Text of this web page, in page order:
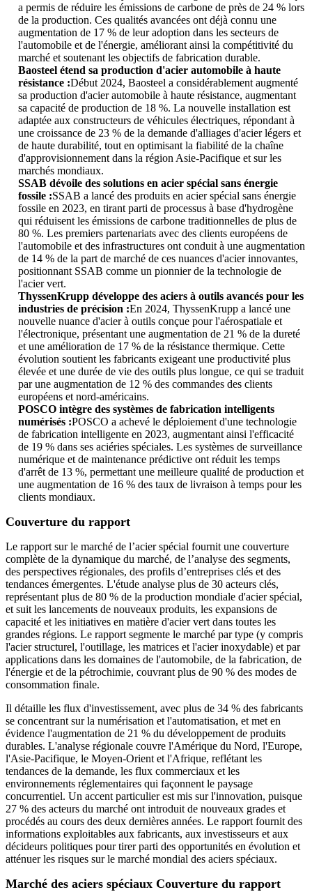
a permis de réduire les émissions de carbone de près de 24 % lors
de la production. Ces qualités avancées ont déjà connu une
augmentation de 17 % de leur adoption dans les secteurs de
l'automobile et de l'énergie, améliorant ainsi la compétitivité du
marché et soutenant les objectifs de fabrication durable.
Baosteel étend sa production d'acier automobile à haute
résistance :Début 2024, Baosteel a considérablement augmenté
sa production d'acier automobile à haute résistance, augmentant
sa capacité de production de 18 %. La nouvelle installation est
adaptée aux constructeurs de véhicules électriques, répondant à
une croissance de 23 % de la demande d'alliages d'acier légers et
de haute durabilité, tout en optimisant la fiabilité de la chaîne
d'approvisionnement dans la région Asie-Pacifique et sur les
marchés mondiaux.
SSAB dévoile des solutions en acier spécial sans énergie
fossile :SSAB a lancé des produits en acier spécial sans énergie
fossile en 2023, en tirant parti de processus à base d'hydrogène
qui réduisent les émissions de carbone traditionnelles de plus de
80 %. Les premiers partenariats avec des clients européens de
l'automobile et des infrastructures ont conduit à une augmentation
de 14 % de la part de marché de ces nuances d'acier innovantes,
positionnant SSAB comme un pionnier de la technologie de
l'acier vert.
ThyssenKrupp développe des aciers à outils avancés pour les
industries de précision :En 2024, ThyssenKrupp a lancé une
nouvelle nuance d'acier à outils conçue pour l'aérospatiale et
l'électronique, présentant une augmentation de 21 % de la dureté
et une amélioration de 17 % de la résistance thermique. Cette
évolution soutient les fabricants exigeant une productivité plus
élevée et une durée de vie des outils plus longue, ce qui se traduit
par une augmentation de 12 % des commandes des clients
européens et nord-américains.
POSCO intègre des systèmes de fabrication intelligents
numérisés :POSCO a achevé le déploiement d'une technologie
de fabrication intelligente en 2023, augmentant ainsi l'efficacité
de 19 % dans ses aciéries spéciales. Les systèmes de surveillance
numérique et de maintenance prédictive ont réduit les temps
d'arrêt de 13 %, permettant une meilleure qualité de production et
une augmentation de 16 % des taux de livraison à temps pour les
clients mondiaux.
Couverture du rapport
Le rapport sur le marché de l’acier spécial fournit une couverture
complète de la dynamique du marché, de l’analyse des segments,
des perspectives régionales, des profils d’entreprises clés et des
tendances émergentes. L'étude analyse plus de 30 acteurs clés,
représentant plus de 80 % de la production mondiale d'acier spécial,
et suit les lancements de nouveaux produits, les expansions de
capacité et les initiatives en matière d'acier vert dans toutes les
grandes régions. Le rapport segmente le marché par type (y compris
l'acier structurel, l'outillage, les matrices et l'acier inoxydable) et par
applications dans les domaines de l'automobile, de la fabrication, de
l'énergie et de la pétrochimie, couvrant plus de 90 % des modes de
consommation finale.
Il détaille les flux d'investissement, avec plus de 34 % des fabricants
se concentrant sur la numérisation et l'automatisation, et met en
évidence l'augmentation de 21 % du développement de produits
durables. L'analyse régionale couvre l'Amérique du Nord, l'Europe,
l'Asie-Pacifique, le Moyen-Orient et l'Afrique, reflétant les
tendances de la demande, les flux commerciaux et les
environnements réglementaires qui façonnent le paysage
concurrentiel. Un accent particulier est mis sur l'innovation, puisque
27 % des acteurs du marché ont introduit de nouveaux grades et
procédés au cours des deux dernières années. Le rapport fournit des
informations exploitables aux fabricants, aux investisseurs et aux
décideurs politiques pour tirer parti des opportunités en évolution et
atténuer les risques sur le marché mondial des aciers spéciaux.
Marché des aciers spéciaux Couverture du rapport